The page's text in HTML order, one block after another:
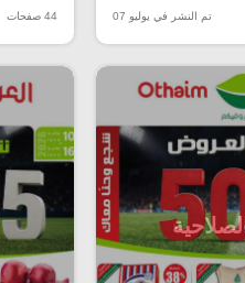
تم النشر في يوليو 07 44 صفحات